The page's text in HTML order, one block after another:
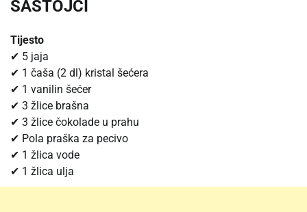
SASTOJCI
Tijesto
✔ 5 jaja
✔ 1 čaša (2 dl) kristal šećera
✔ 1 vanilin šećer
✔ 3 žlice brašna
✔ 3 žlice čokolade u prahu
✔ Pola praška za pecivo
✔ 1 žlica vode
✔ 1 žlica ulja